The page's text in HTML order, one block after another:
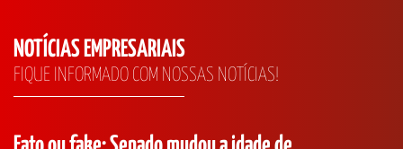
NOTÍCIAS EMPRESARIAIS
FIQUE INFORMADO COM NOSSAS NOTÍCIAS!